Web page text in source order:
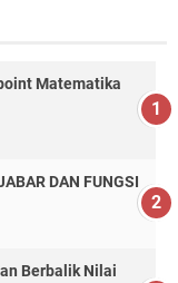
Matematika
DAN FUNGSI
Berbalik Nilai